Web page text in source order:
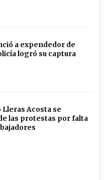
a expendedor de
logró su captura
Acosta se
las protestas por falta